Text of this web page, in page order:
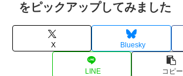
をピックアップしてみました
X Bluesky
LINE コピー